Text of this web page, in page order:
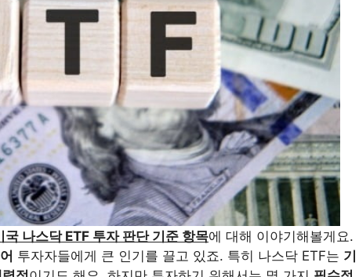
국 나스닥 ETF 투자 판단 기준 항목에 대해 이야기해볼게요.
투자자들에게 큰 인기를 끌고 있죠. 특히 나스닥 ETF는 기